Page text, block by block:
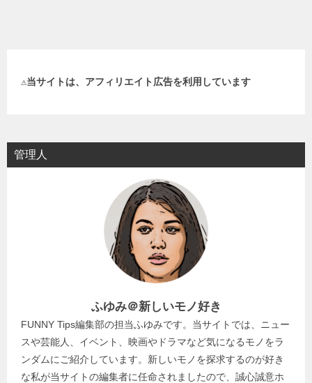
ョ
ン
⚠️当サイトは、アフィリエイト広告を利用しています
管理人
ふゆみ＠新しいモノ好き
FUNNY Tips編集部の担当ふゆみです。当サイトでは、ニュー
スや芸能人、イベント、映画やドラマなど気になるモノをラ
ンダムにご紹介しています。新しいモノを探求するのが好き
な私が当サイトの編集者に任命されましたので、誠心誠意ホ